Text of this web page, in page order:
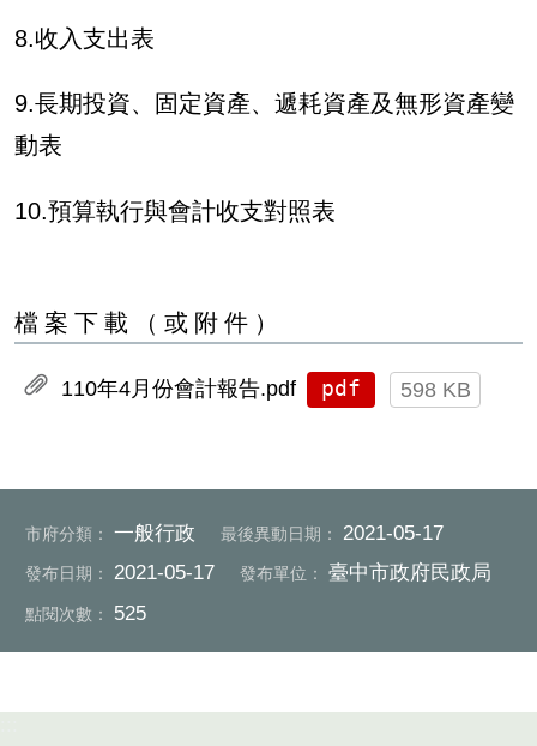
8.收入支出表
9.長期投資、固定資產、遞耗資產及無形資產變
動表
10.預算執行與會計收支對照表
檔案下載（或附件）
110年4月份會計報告.pdf pdf 598 KB
市府分類： 一般行政 最後異動日期： 2021-05-17
發布日期： 2021-05-17 發布單位： 臺中市政府民政局
點閱次數： 525